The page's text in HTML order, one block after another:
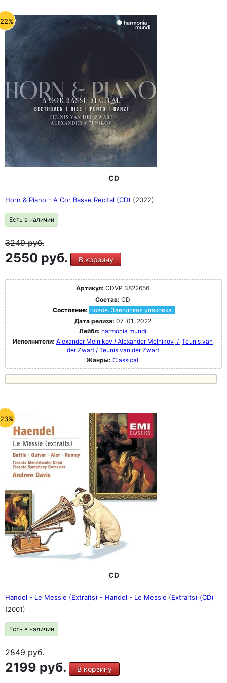
CD
Horn & Piano - A Cor Basse Recital (CD) (2022)
Есть в наличии
3249руб.
2550 руб. В корзину
Артикул: CDVP 3822656
Состав: CD
Состояние: Новое. Заводская упаковка.
Дата релиза: 07-01-2022
Лейбл: harmonia mundi
Исполнители: Alexander Melnikov / Alexander Melnikov / Teunis van
der Zwart / Teunis van der Zwart
Жанры: Classical
CD
Handel - Le Messie (Extraits) - Handel - Le Messie (Extraits) (CD)
(2001)
Есть в наличии
2849руб.
2199 руб. В корзину